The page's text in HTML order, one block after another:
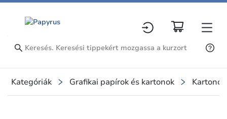
Kategóriák Grafikai papírok és kartonok Kartonok